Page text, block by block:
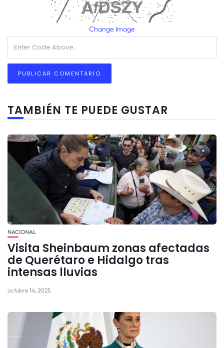
Change Image
TAMBIÉN TE PUEDE GUSTAR
NACIONAL
Visita Sheinbaum zonas afectadas
de Querétaro e Hidalgo tras
intensas lluvias
octubre 14, 2025